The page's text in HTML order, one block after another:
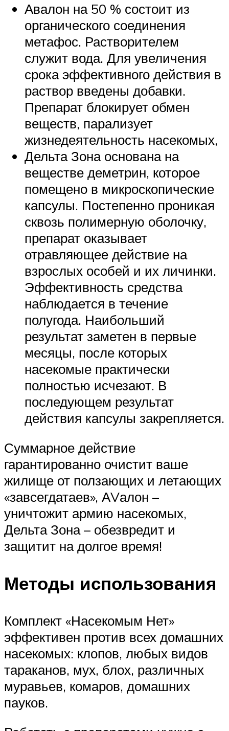
Авалон на 50 % состоит из
органического соединения
метафос. Растворителем
служит вода. Для увеличения
срока эффективного действия в
раствор введены добавки.
Препарат блокирует обмен
веществ, парализует
жизнедеятельность насекомых,
Дельта Зона основана на
веществе деметрин, которое
помещено в микроскопические
капсулы. Постепенно проникая
сквозь полимерную оболочку,
препарат оказывает
отравляющее действие на
взрослых особей и их личинки.
Эффективность средства
наблюдается в течение
полугода. Наибольший
результат заметен в первые
месяцы, после которых
насекомые практически
полностью исчезают. В
последующем результат
действия капсулы закрепляется.
Суммарное действие
гарантированно очистит ваше
жилище от ползающих и летающих
«завсегдатаев», АVалон –
уничтожит армию насекомых,
Дельта Зона – обезвредит и
защитит на долгое время!
Методы использования
Комплект «Насекомым Нет»
эффективен против всех домашних
насекомых: клопов, любых видов
тараканов, мух, блох, различных
муравьев, комаров, домашних
пауков.